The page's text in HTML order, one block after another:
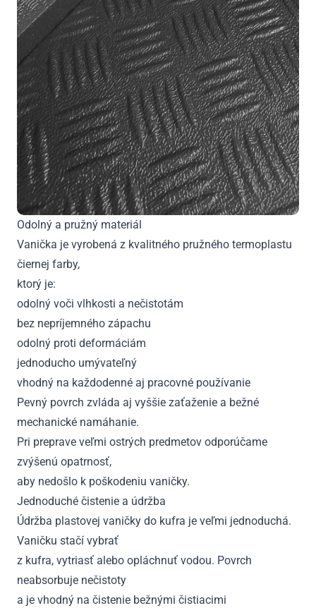
Odolný a pružný materiál
Vanička je vyrobená z kvalitného pružného termoplastu
čiernej farby,
ktorý je:
odolný voči vlhkosti a nečistotám
bez nepríjemného zápachu
odolný proti deformáciám
jednoducho umývateľný
vhodný na každodenné aj pracovné používanie
Pevný povrch zvláda aj vyššie zaťaženie a bežné
mechanické namáhanie.
Pri preprave veľmi ostrých predmetov odporúčame
zvýšenú opatrnosť,
aby nedošlo k poškodeniu vaničky.
Jednoduché čistenie a údržba
Údržba plastovej vaničky do kufra je veľmi jednoduchá.
Vaničku stačí vybrať
z kufra, vytriasť alebo opláchnuť vodou. Povrch
neabsorbuje nečistoty
a je vhodný na čistenie bežnými čistiacimi